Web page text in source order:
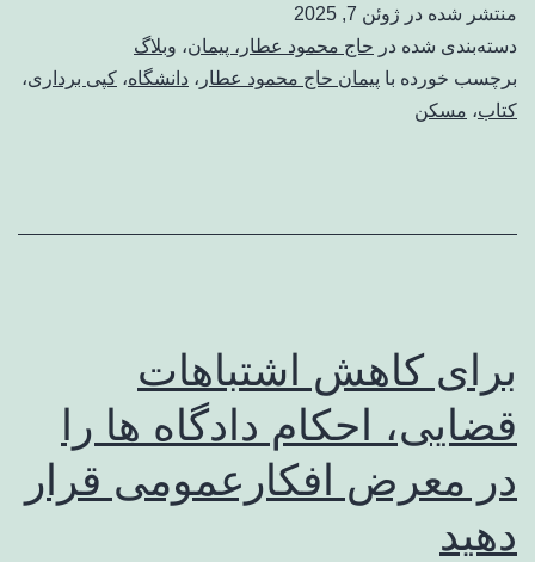
منتشر شده در ژوئن 7, 2025
دسته‌بندی شده در حاج محمود عطار، پیمان، وبلاگ
برچسب خورده با پیمان حاج محمود عطار ، دانشگاه، کپی برداری،
کتاب، مسکن
برای کاهش اشتباهات
قضایی، احکام دادگاه ها را
در معرض افکارعمومی قرار
دهید